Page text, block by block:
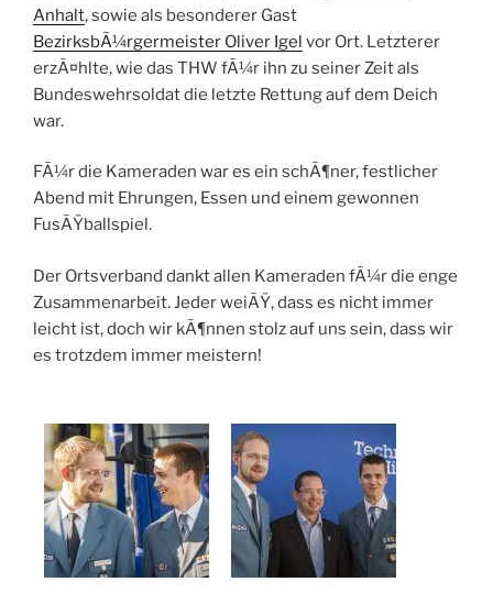
Anhalt, sowie als besonderer Gast
BezirksbÃ¼rgermeister Oliver Igel vor Ort. Letzterer
erzÃ¤hlte, wie das THW fÃ¼r ihn zu seiner Zeit als
Bundeswehrsoldat die letzte Rettung auf dem Deich
war.
FÃ¼r die Kameraden war es ein schÃ¶ner, festlicher
Abend mit Ehrungen, Essen und einem gewonnen
FusÃŸballspiel.
Der Ortsverband dankt allen Kameraden fÃ¼r die enge
Zusammenarbeit. Jeder weiÃŸ, dass es nicht immer
leicht ist, doch wir kÃ¶nnen stolz auf uns sein, dass wir
es trotzdem immer meistern!